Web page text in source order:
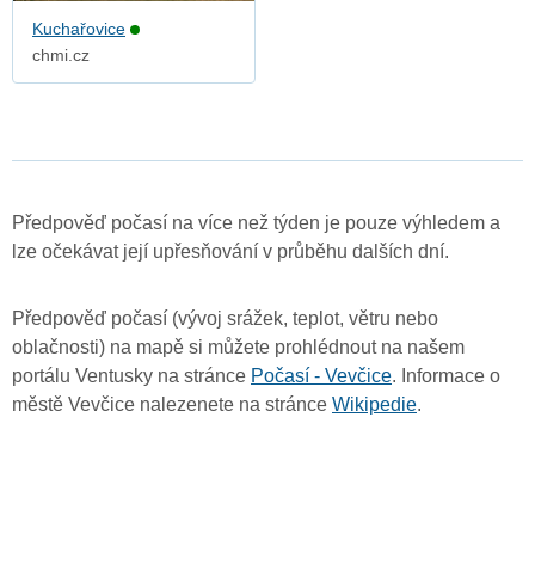
Kuchařovice
chmi.cz
Předpověď počasí na více než týden je pouze výhledem a
lze očekávat její upřesňování v průběhu dalších dní.
Předpověď počasí (vývoj srážek, teplot, větru nebo
oblačnosti) na mapě si můžete prohlédnout na našem
portálu Ventusky na stránce Počasí - Vevčice. Informace o
městě Vevčice nalezenete na stránce Wikipedie.